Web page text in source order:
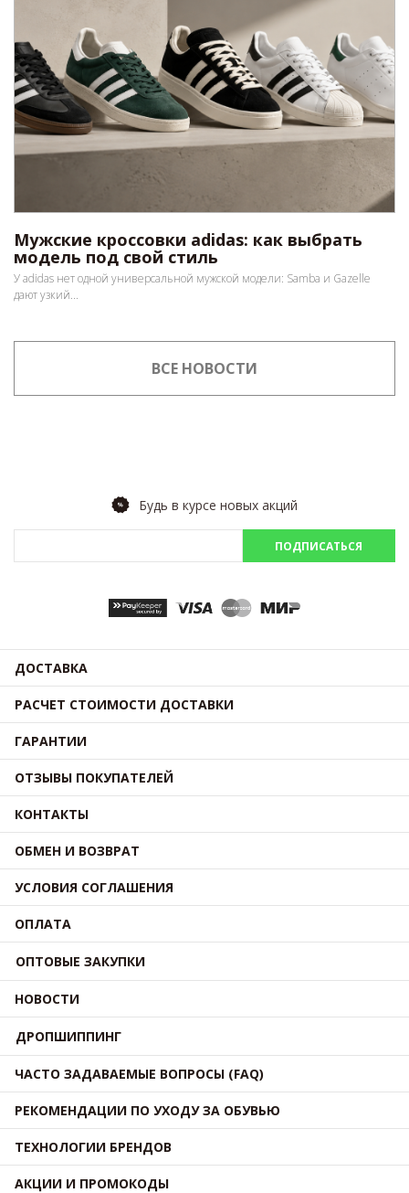
Мужские кроссовки adidas: как выбрать
модель под свой стиль
У adidas нет одной универсальной мужской модели: Samba и Gazelle
дают узкий...
ВСЕ НОВОСТИ
Будь в курсе новых акций
ПОДПИСАТЬСЯ
ДОСТАВКА
РАСЧЕТ СТОИМОСТИ ДОСТАВКИ
ГАРАНТИИ
ОТЗЫВЫ ПОКУПАТЕЛЕЙ
КОНТАКТЫ
ОБМЕН И ВОЗВРАТ
УСЛОВИЯ СОГЛАШЕНИЯ
ОПЛАТА
ОПТОВЫЕ ЗАКУПКИ
НОВОСТИ
ДРОПШИППИНГ
ЧАСТО ЗАДАВАЕМЫЕ ВОПРОСЫ (FAQ)
РЕКОМЕНДАЦИИ ПО УХОДУ ЗА ОБУВЬЮ
ТЕХНОЛОГИИ БРЕНДОВ
АКЦИИ И ПРОМОКОДЫ